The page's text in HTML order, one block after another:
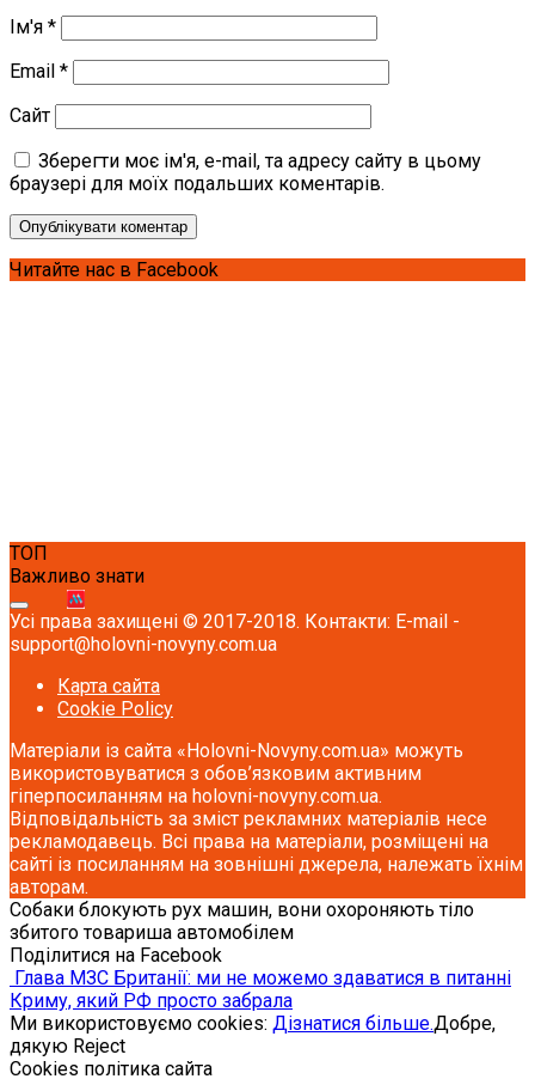
Ім'я *
Email *
Сайт
Зберегти моє ім'я, e-mail, та адресу сайту в цьому
браузері для моїх подальших коментарів.
Читайте нас в Facebook
ТОП
Важливо знати
Усі права захищені © 2017-2018. Контакти: E-mail -
support@holovni-novyny.com.ua
Карта сайта
Cookie Policy
Матеріали із сайта «Holovni-Novyny.com.ua» можуть
використовуватися з обов’язковим активним
гіперпосиланням на holovni-novyny.com.ua.
Відповідальність за зміст рекламних матеріалів несе
рекламодавець. Всі права на матеріали, розміщені на
сайті із посиланням на зовнішні джерела, належать їхнім
авторам.
Собаки блокують рух машин, вони охороняють тіло
збитого товариша автомобілем
Поділитися на Facebook
Глава МЗС Британії: ми не можемо здаватися в питанні
Криму, який РФ просто забрала
Ми використовуємо cookies: Дізнатися більше.Добре,
дякую Reject
Cookies політика сайта